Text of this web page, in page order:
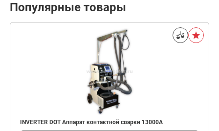
Популярные товары
INVERTER DOT Аппарат контактной сварки 13000А